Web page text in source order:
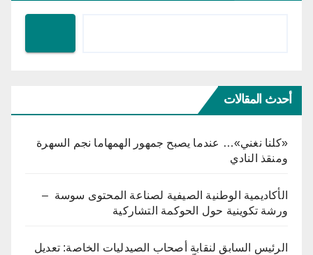
أحدث المقالات
«كلنا نغني»… عندما يصبح جمهور الهمهاما نجم السهرة
ومنقذ النادي
الأكاديمية الوطنية الصيفية لصناعة المحتوى سوسة –
ورشة تكوينية حول الحوكمة التشاركية
الرئيس السابق لنقابة أصحاب الصيدليات الخاصة: تعديل